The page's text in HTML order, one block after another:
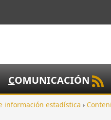
COMUNICACIÓN
información estadística